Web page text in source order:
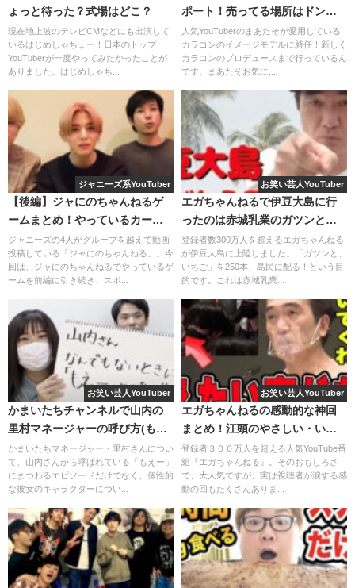
こちらの動画は2021年12月1日に投稿されました。
大人気YouTuber”コムドット” とのコラボ動画で、テオさん
が司会者となり「1人ずづ本気で演技をしていき、ニヤけて
しまった時点で演技終了」という内容です。
一緒に演技をしてくれる女優さんがとても 綺麗な方で、 ス
カイピースの☆イニ☆(じん)さんもコムドットのメンバーも
緊張しているのが画面越しにも伝わってきます。
また、スカイピースとコムドットの仲の良さもとても伝わ
ってくるような動画でした。
視聴者からは「
本気で緊張している姿が見られるのがうれ
しい」「照れているのがかわいい」とスカイピース、コム
ドットを称賛する声とともに「女優さんが可愛すぎる」
女優さん演技うますぎる
」など女優の方を褒め称える声
が多く寄せられていました。
【大爆笑】深夜テンションで笑ってはいけな
いやったら腹筋終わったwwwww
ょっと待った？式場はどこ？
現在地上波のテレビCMなどにも出演して
いるはじめしゃちょー！日本のトップ
YouTuberが一度やってみたかったことが
ありました。はじめしゃち...
ポート！売ってる場所はドン
キ？
人気YouTuberのまあたそが愛用している
カラコンのイメージモデルに就任！新しく
カラコンのプロデュースまで行っているん
です。まあたそお気に...
ジャニーズ系YouTuber
【後編】ジャにのちゃんねるゲ
ームまとめ！やっているカード
ゲームが気になる！
ジャニーズの4人がグループを越えて動画
投稿している「ジャにのちゃんねる」。今
回は、ジャにのちゃんねるでやっているゲ
ームを前編に引き続き、スポ...
お笑い芸人YouTuber
エガちゃんねるで伊豆大島に行
ったのは赤城乳業のガツンとい
ちごのため？詳しく調べてみ
た！
登録者数300万人を超えるエガちゃんねる
が伊豆大島に上陸しました。「ガツンと、
いちご」を250本、島民に配る！という目
的です。これは赤城乳業...
お笑い芸人YouTuber
かまいたちチャンネルで山内の
里村マネージャーの呼び方(も
え〜)が話題！
かまいたちマネージャー・里村さんについ
て、山内さんから呼ばれている「もえー」
にまつわるエピソードだけでなく、個性的
な彼女のキャラクターについ...
お笑い芸人YouTuber
エガちゃんねるの感動的な神回
まとめ！江頭のやさしい・いい
人エピソードも！
登録者３００万人を超える人気YouTube番
組『エガちゃんねる』。そのおもしろさ
で、大人気ですが、実は視聴者が涙する感
動の回もたくさんありま...